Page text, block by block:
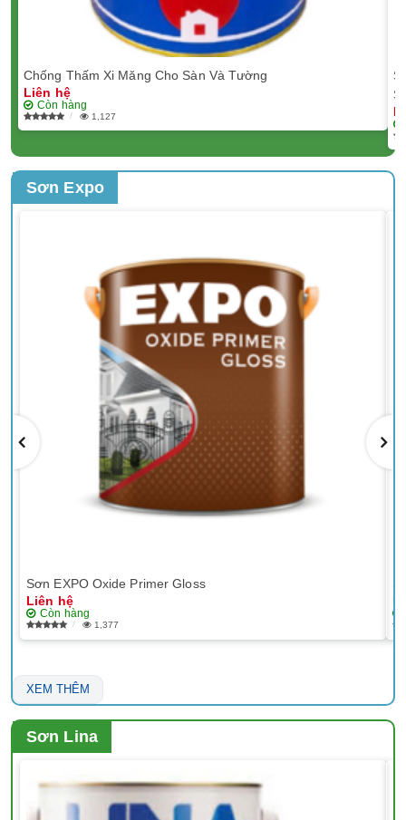
Chống Thấm Xi Măng Cho Sàn Và Tường
Liên hệ
Còn hàng
1,127
Sơn Expo
Sơn EXPO Oxide Primer Gloss
Liên hệ
Còn hàng
1,377
XEM THÊM
Sơn Lina